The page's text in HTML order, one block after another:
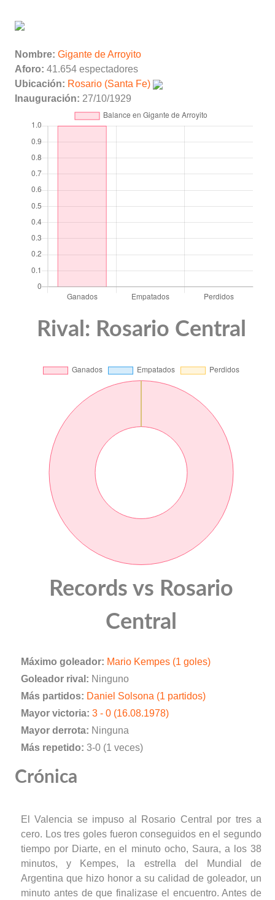
Nombre: Gigante de Arroyito
Aforo: 41.654 espectadores
Ubicación: Rosario (Santa Fe)
Inauguración: 27/10/1929
Rival: Rosario Central
Records vs Rosario
Central
Máximo goleador: Mario Kempes (1 goles)
Goleador rival: Ninguno
Más partidos: Daniel Solsona (1 partidos)
Mayor victoria: 3 - 0 (16.08.1978)
Mayor derrota: Ninguna
Más repetido: 3-0 (1 veces)
Crónica
El Valencia se impuso al Rosario Central por tres a
cero. Los tres goles fueron conseguidos en el segundo
tiempo por Diarte, en el minuto ocho, Saura, a los 38
minutos, y Kempes, la estrella del Mundial de
Argentina que hizo honor a su calidad de goleador, un
minuto antes de que finalizase el encuentro. Antes de